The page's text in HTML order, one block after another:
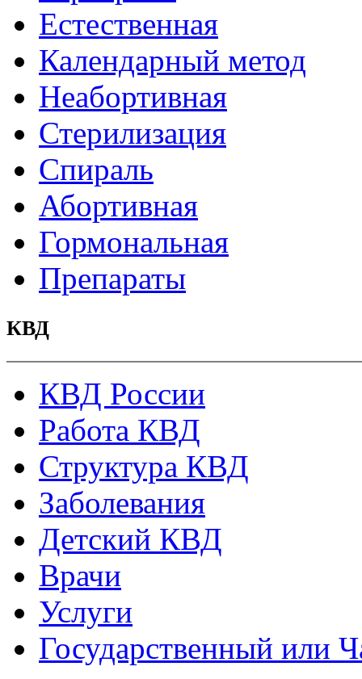
Естественная
Календарный метод
Неабортивная
Стерилизация
Спираль
Абортивная
Гормональная
Препараты
КВД
КВД России
Работа КВД
Структура КВД
Заболевания
Детский КВД
Врачи
Услуги
Государственный или